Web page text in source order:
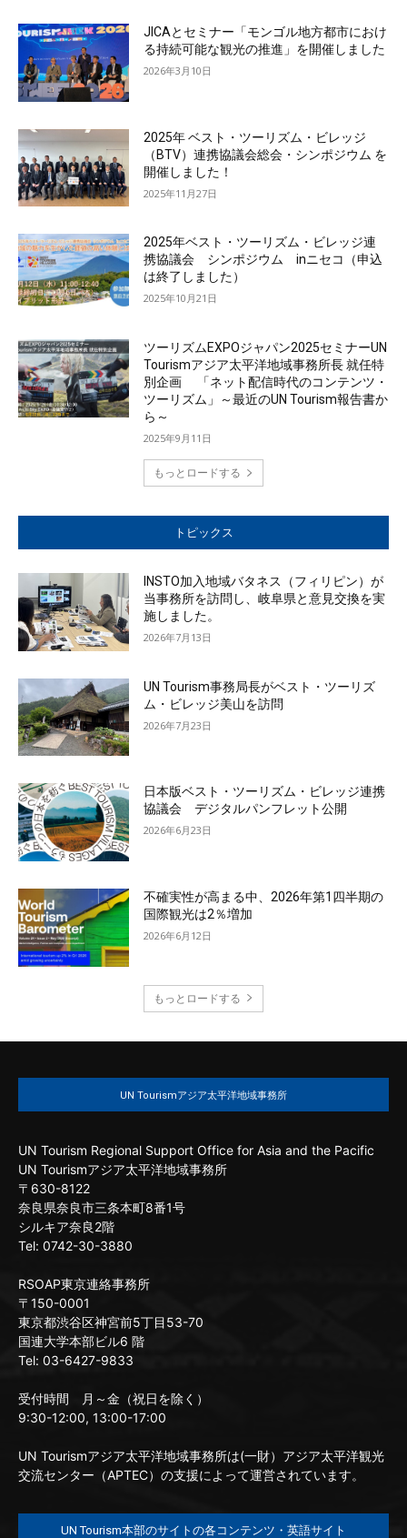
JICAとセミナー「モンゴル地方都市におけ
る持続可能な観光の推進」を開催しました
2026年3月10日
2025年 ベスト・ツーリズム・ビレッジ
（BTV）連携協議会総会・シンポジウム を
開催しました！
2025年11月27日
2025年ベスト・ツーリズム・ビレッジ連
携協議会 シンポジウム inニセコ（申込
は終了しました）
2025年10月21日
ツーリズムEXPOジャパン2025セミナーUN
Tourismアジア太平洋地域事務所長 就任特
別企画 「ネット配信時代のコンテンツ・
ツーリズム」～最近のUN Tourism報告書か
ら～
2025年9月11日
もっとロードする
トピックス
INSTO加入地域バタネス（フィリピン）が
当事務所を訪問し、岐阜県と意見交換を実
施しました。
2026年7月13日
UN Tourism事務局長がベスト・ツーリズ
ム・ビレッジ美山を訪問
2026年7月23日
日本版ベスト・ツーリズム・ビレッジ連携
協議会 デジタルパンフレット公開
2026年6月23日
不確実性が高まる中、2026年第1四半期の
国際観光は2％増加
2026年6月12日
もっとロードする
UN Tourismアジア太平洋地域事務所
UN Tourism Regional Support Office for Asia and the Pacific
UN Tourismアジア太平洋地域事務所
〒630-8122
奈良県奈良市三条本町8番1号
シルキア奈良2階
Tel: 0742-30-3880
RSOAP東京連絡事務所
〒150-0001
東京都渋谷区神宮前5丁目53-70
国連大学本部ビル6 階
Tel: 03-6427-9833
受付時間 月～金（祝日を除く）
9:30-12:00, 13:00-17:00
UN Tourismアジア太平洋地域事務所は(一財）アジア太平洋観光
交流センター（APTEC）の支援によって運営されています。
UN Tourism本部のサイトの各コンテンツ・英語サイト